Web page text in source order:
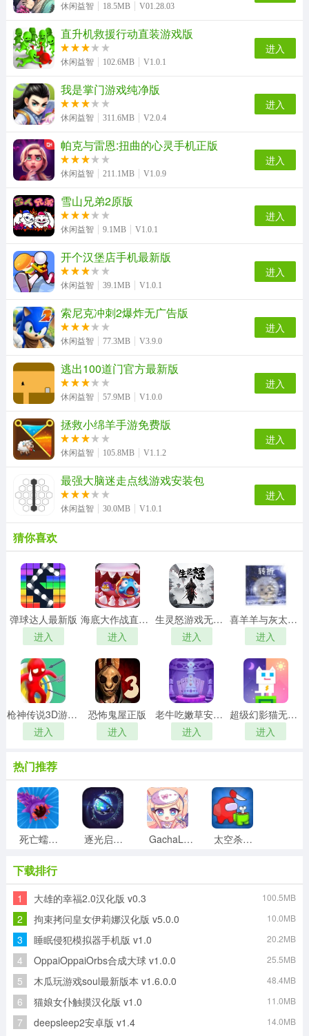
砸罐子3手机版 大便超人3原版 涂鸦一笔划官方最新版
皮皮小屋手机正版 艾尔登法环传奇游戏官方版
节奏地牢游戏完整版
休闲益智 18.5MB V01.28.03
直升机救援行动直装游戏版
休闲益智 102.6MB V1.0.1
进入
我是掌门游戏纯净版
休闲益智 311.6MB V2.0.4
进入
帕克与雷恩:扭曲的心灵手机正版
休闲益智 211.1MB V1.0.9
进入
雪山兄弟2原版
休闲益智 9.1MB V1.0.1
进入
开个汉堡店手机最新版
休闲益智 39.1MB V1.0.1
进入
索尼克冲刺2爆炸无广告版
休闲益智 77.3MB V3.9.0
进入
逃出100道门官方最新版
休闲益智 57.9MB V1.0.0
进入
拯救小绵羊手游免费版
休闲益智 105.8MB V1.1.2
进入
最强大脑迷走点线游戏安装包
休闲益智 30.0MB V1.0.1
进入
猜你喜欢
弹球达人最新版
进入
海底大作战直装游戏版
进入
生灵怒游戏无广告版
进入
喜羊羊与灰太狼之转折安卓直装版
进入
枪神传说3D游戏绿色版
进入
恐怖鬼屋正版
进入
老牛吃嫩草安卓官方版
进入
超级幻影猫无广告版
进入
热门推荐
死亡蠕虫3D游戏官方最新版 逐光启航游戏最新版 GachaLife2手游直装版 太空杀单挑王最新版
班主任模拟器游戏绿色版 僵尸猎人像素生存安卓官方版
消灭蜘蛛模拟器安卓版 七彩祖玛2原版
下载排行
1 大雄的幸福2.0汉化版 v0.3 100.5MB
2 拘束拷问皇女伊莉娜汉化版 v5.0.0 10.0MB
3 睡眠侵犯模拟器手机版 v1.0 20.2MB
4 OppaiOppaiOrbs合成大球 v1.0.0 25.5MB
5 木瓜玩游戏soul最新版本 v1.6.0.0 48.4MB
6 猫娘女仆触摸汉化版 v1.0 11.0MB
7 deepsleep2安卓版 v1.4 14.0MB